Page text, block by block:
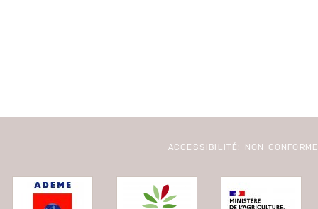
ACCESSIBILITÉ: NON CONFORME